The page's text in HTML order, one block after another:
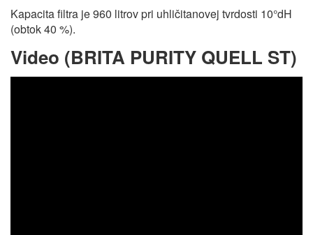
Kapacita filtra je 960 litrov pri uhličitanovej tvrdosti 10°dH
(obtok 40 %).
Video (BRITA PURITY QUELL ST)